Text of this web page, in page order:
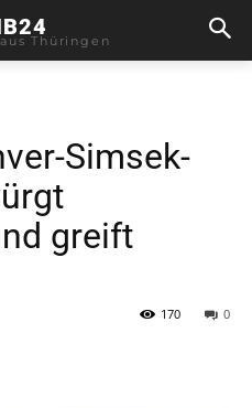
Thüringen
Simsek-
greift
0
170